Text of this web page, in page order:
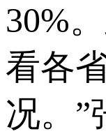
30%
看各
况。”